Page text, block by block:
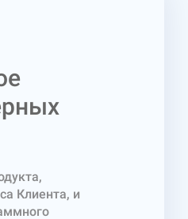
Клиента, и